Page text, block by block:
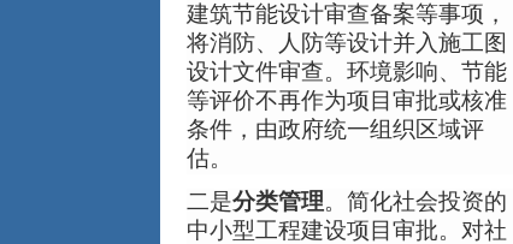
建筑节能设计审查备案等事项，
将消防、人防等设计并入施工图
设计文件审查。环境影响、节能
等评价不再作为项目审批或核准
条件，由政府统一组织区域评
估。
二是分类管理。简化社会投资的
中小型工程建设项目审批。对社